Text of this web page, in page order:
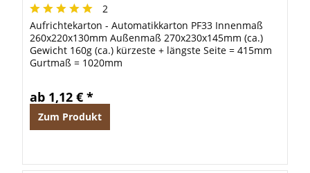
2
Aufrichtekarton - Automatikkarton PF33 Innenmaß
260x220x130mm Außenmaß 270x230x145mm (ca.)
Gewicht 160g (ca.) kürzeste + längste Seite = 415mm
Gurtmaß = 1020mm
ab 1,12 € *
Zum Produkt